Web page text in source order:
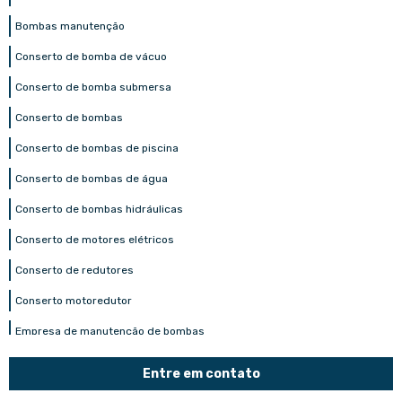
Bombas manutenção
Conserto de bomba de vácuo
Conserto de bomba submersa
Conserto de bombas
Conserto de bombas de piscina
Conserto de bombas de água
Conserto de bombas hidráulicas
Conserto de motores elétricos
Conserto de redutores
Conserto motoredutor
Empresa de manutenção de bombas
Manutenção compressor radial
Entre em contato